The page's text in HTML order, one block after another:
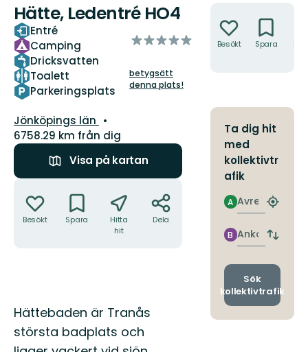
Hätte, Ledentré HO4
Entré
Camping
Dricksvatten
Toalett
Parkeringsplats
av
stjärnor
betygsätt
denna plats!
Län:
Jönköpings län
6758.29 km från dig
Visa på kartan
Besökt Spara
Hitta
hit
Dela
Beskrivning
Hättebaden är Tranås
största badplats och
Besökt Spara
Ta dig hit
med
kollektivtr
afik
Avresa
A
Hitta
Ankomst
B
Byt
och
Sök
kollektivtrafik